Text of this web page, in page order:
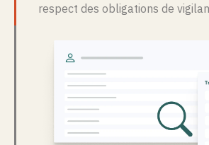
respect des obligations de